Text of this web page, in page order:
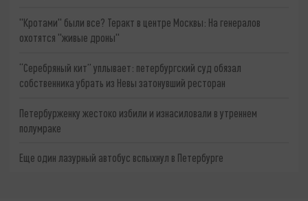
"Кротами" были все? Теракт в центре Москвы: На генералов
охотятся "живые дроны"
“Серебряный кит” уплывает: петербургский суд обязал
собственника убрать из Невы затонувший ресторан
Петербурженку жестоко избили и изнасиловали в утреннем
полумраке
Еще один лазурный автобус вспыхнул в Петербурге